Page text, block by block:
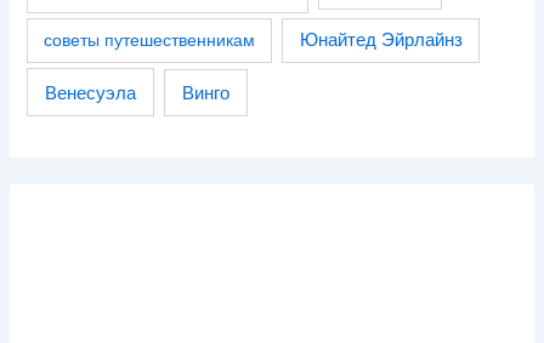
советы путешественникам Юнайтед Эйрлайнз
Венесуэла Винго